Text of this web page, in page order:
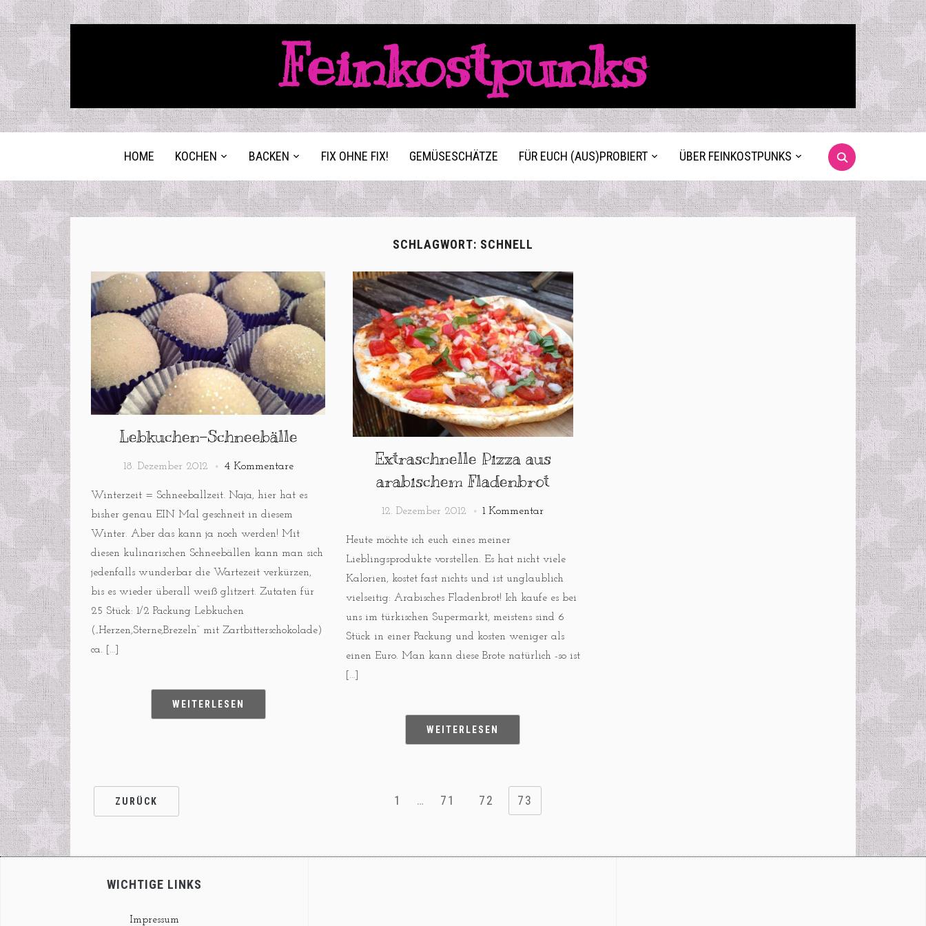
Feinkostpunks
HOME KOCHEN BACKEN FIX OHNE FIX! GEMÜSESCHÄTZE FÜR EUCH (AUS)PROBIERT ÜBER FEINKOSTPUNKS
SCHLAGWORT: SCHNELL
Lebkuchen-Schneebälle
18. Dezember 2012 4 Kommentare
Winterzeit = Schneeballzeit. Naja, hier hat es
bisher genau EIN Mal geschneit in diesem
Winter. Aber das kann ja noch werden! Mit
diesen kulinarischen Schneebällen kann man sich
jedenfalls wunderbar die Wartezeit verkürzen,
bis es wieder überall weiß glitzert. Zutaten für
25 Stück: 1/2 Packung Lebkuchen
(„Herzen,Sterne,Brezeln“ mit Zartbitterschokolade)
ca. […]
WEITERLESEN
Extraschnelle Pizza aus
arabischem Fladenbrot
12. Dezember 2012 1 Kommentar
Heute möchte ich euch eines meiner
Lieblingsprodukte vorstellen. Es hat nicht viele
Kalorien, kostet fast nichts und ist unglaublich
vielseitig: Arabisches Fladenbrot! Ich kaufe es bei
uns im türkischen Supermarkt, meistens sind 6
Stück in einer Packung und kosten weniger als
einen Euro. Man kann diese Brote natürlich -so ist
[…]
WEITERLESEN
ZURÜCK 1 … 71 72 73
WICHTIGE LINKS
Impressum